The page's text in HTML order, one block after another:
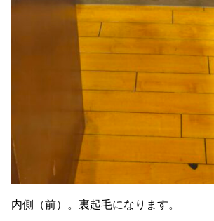
内側（前）。裏起毛になります。